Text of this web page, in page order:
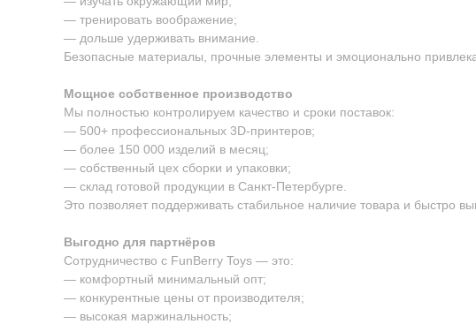
— тренировать воображение;
— дольше удерживать внимание.
Безопасные материалы, прочные элементы и эмоционально
Мощное собственное производство
Мы полностью контролируем качество и сроки поставок:
— 500+ профессиональных 3D-принтеров;
— более 150 000 изделий в месяц;
— собственный цех сборки и упаковки;
— склад готовой продукции в Санкт-Петербурге.
Это позволяет поддерживать стабильное наличие товара и быстро
Выгодно для партнёров
Сотрудничество с FunBerry Toys — это:
— комфортный минимальный опт;
— конкурентные цены от производителя;
— высокая маржинальность;